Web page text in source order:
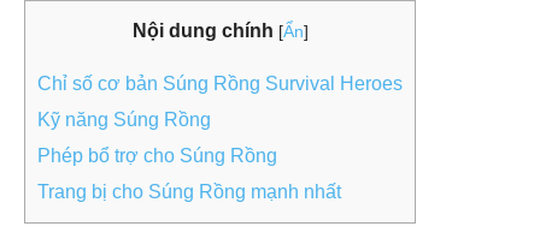
Nội dung chính [Ẩn]
Chỉ số cơ bản Súng Rồng Survival Heroes
Kỹ năng Súng Rồng
Phép bổ trợ cho Súng Rồng
Trang bị cho Súng Rồng mạnh nhất